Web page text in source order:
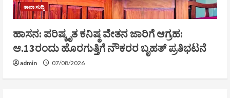
ತಾಜಾ ಸುದ್ದಿ
ಹಾಸನ: ಪರಿಷ್ಕೃತ ಕನಿಷ್ಠ ವೇತನ ಜಾರಿಗೆ ಆಗ್ರಹ:
ಆ.13ರಂದು ಹೊರಗುತ್ತಿಗೆ ನೌಕರರ ಬೃಹತ್ ಪ್ರತಿಭಟನೆ
admin 07/08/2026